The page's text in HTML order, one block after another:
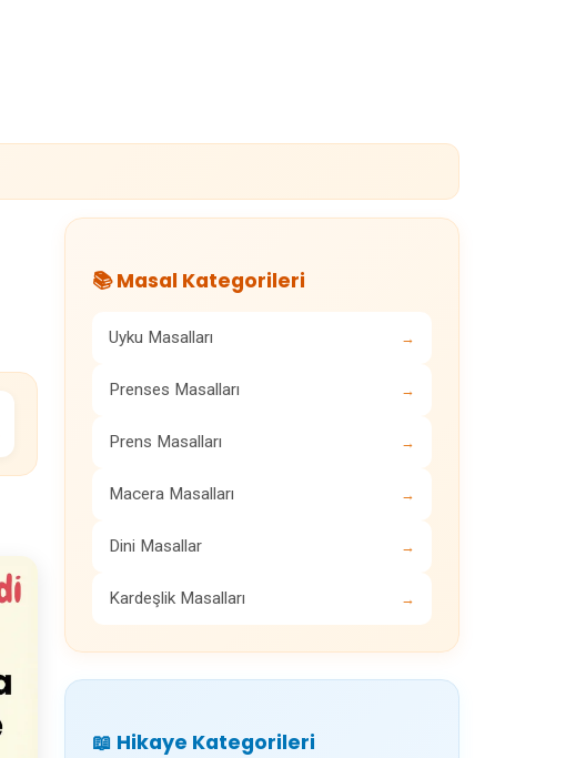
📚 Masal Kategorileri
Uyku Masalları →
Prenses Masalları →
Prens Masalları →
Macera Masalları →
Dini Masallar →
Kardeşlik Masalları →
📖 Hikaye Kategorileri